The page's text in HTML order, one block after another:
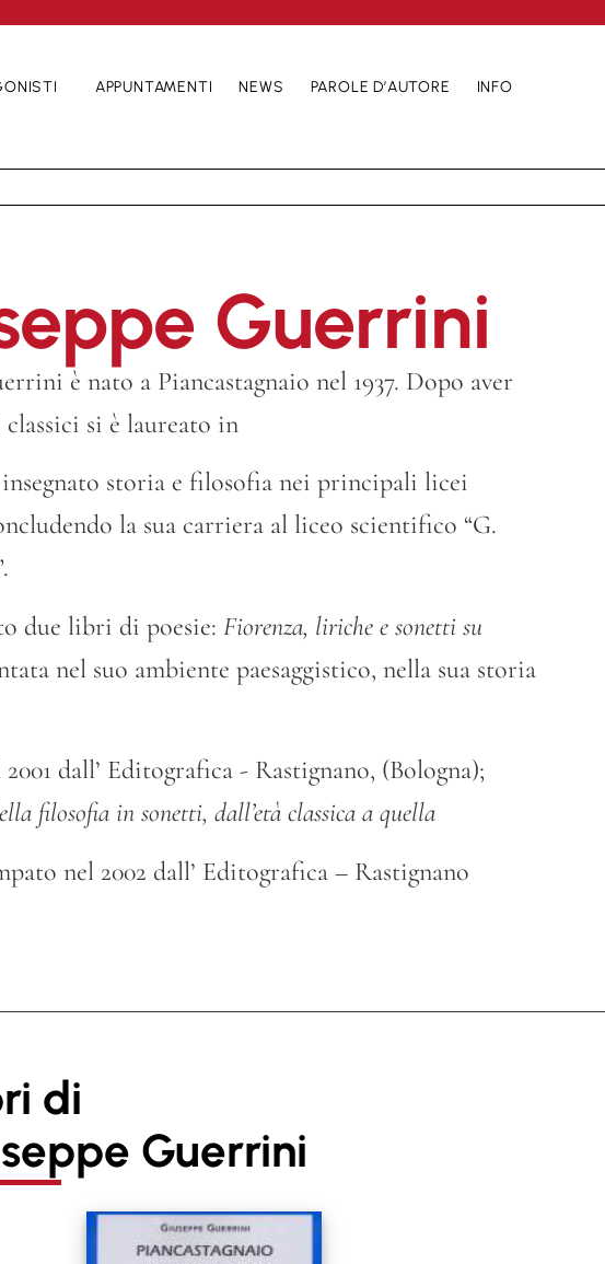
APPUNTAMENTI NEWS PAROLE D’AUTORE INFO
Guerrini
è nato a Piancastagnaio nel 1937. Dopo aver
si è laureato in
storia e filosofia nei principali licei
la sua carriera al liceo scientifico “G.
due libri di poesie: Fiorenza, liriche e sonetti su
nel suo ambiente paesaggistico, nella sua storia
dall’ Editografica - Rastignano, (Bologna);
filosofia in sonetti, dall’età classica a quella
nel 2002 dall’ Editografica – Rastignano
di
Guerrini